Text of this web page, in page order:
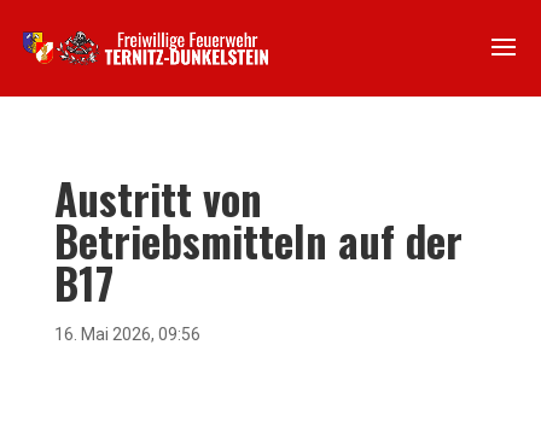
Austritt von
Betriebsmitteln auf der
B17
16. Mai 2026, 09:56